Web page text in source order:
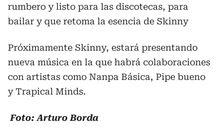
rumbero y listo para las discotecas, para
bailar y que retoma la esencia de Skinny
Próximamente Skinny, estará presentando
nueva música en la que habrá colaboraciones
con artistas como Nanpa Básica, Pipe bueno
y Trapical Minds.
Foto: Arturo Borda